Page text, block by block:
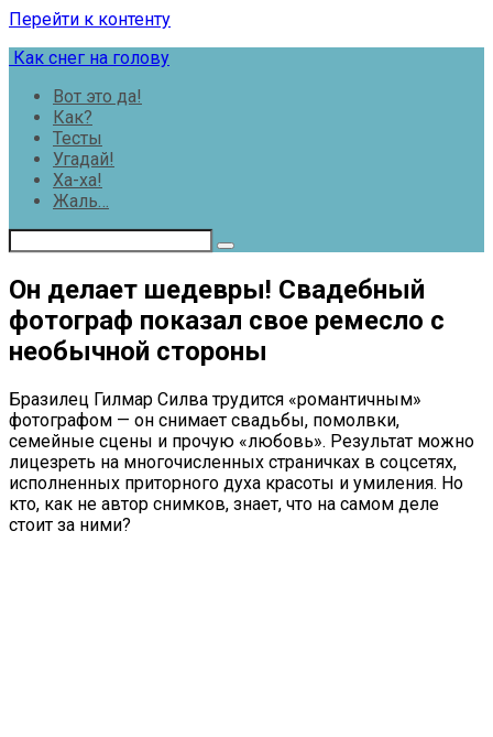
Перейти к контенту
Как снег на голову
Вот это да!
Как?
Тесты
Угадай!
Ха-ха!
Жаль…
Он делает шедевры! Свадебный
фотограф показал свое ремесло с
необычной стороны
Бразилец Гилмар Силва трудится «романтичным»
фотографом — он снимает свадьбы, помолвки,
семейные сцены и прочую «любовь». Результат можно
лицезреть на многочисленных страничках в соцсетях,
исполненных приторного духа красоты и умиления. Но
кто, как не автор снимков, знает, что на самом деле
стоит за ними?